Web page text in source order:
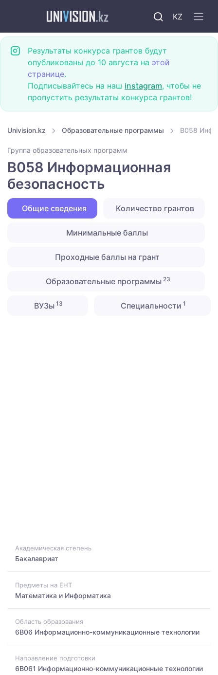
KZ
Результаты конкурса грантов будут
опубликованы до 10 августа на этой
странице.
Подписывайтесь на наш instagram, чтобы не
пропустить результаты конкурса грантов!
Univision.kz Образовательные программы B058
Группа образовательных программ
B058 Информационная
безопасность
Общие сведения Количество грантов
Минимальные баллы
Проходные баллы на грант
Образовательные программы 23
ВУЗы 13 Специальности 1
Академическая степень
Бакалавриат
Предметы на ЕНТ
Математика и Информатика
Область образования
6B06 Информационно-коммуникационные технологии
Направление подготовки
6B061 Информационно-коммуникационные технологии